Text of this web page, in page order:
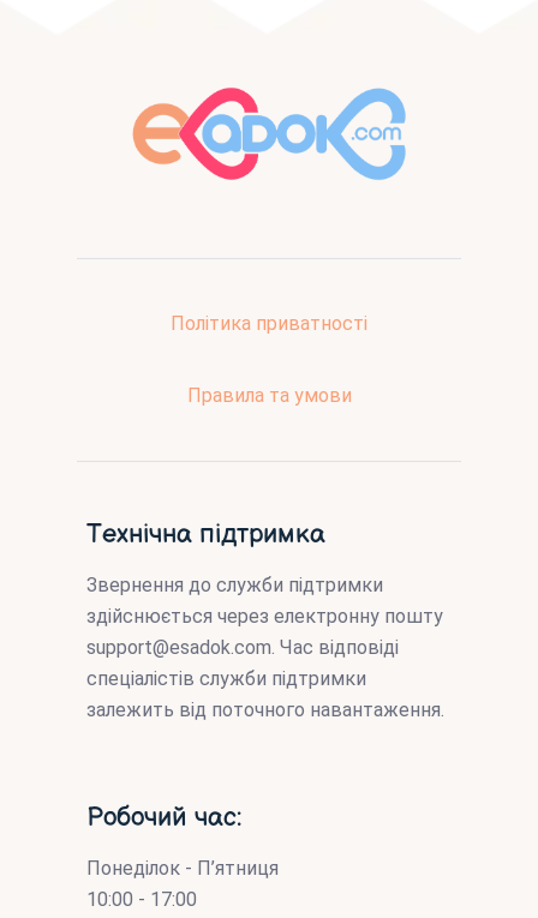
Політика приватності
Правила та умови
Технічна підтримка
Звернення до служби підтримки
здійснюється через електронну пошту
support@esadok.com. Час відповіді
спеціалістів служби підтримки
залежить від поточного навантаження.
Робочий час:
Понеділок - П’ятниця
10:00 - 17:00